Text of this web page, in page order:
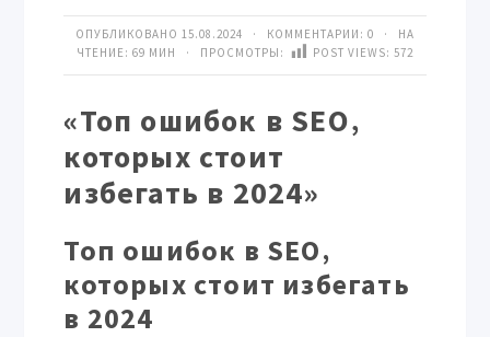
ОПУБЛИКОВАНО 15.08.2024 · КОММЕНТАРИИ: 0 · НА
ЧТЕНИЕ: 69 МИН · ПРОСМОТРЫ:
POST VIEWS: 572
«Топ ошибок в SEO‚
которых стоит
избегать в 2024»
Топ ошибок в SEO‚
которых стоит избегать
в 2024